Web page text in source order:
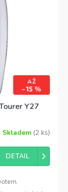
AŽ
–15 %
Y27
Skladem (2 ks)
DETAIL